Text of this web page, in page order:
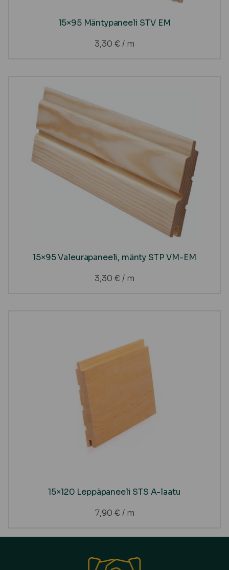
15×95 Mäntypaneeli STV EM
3,30 € / m
15×95 Valeurapaneeli, mänty STP VM-EM
3,30 € / m
15×120 Leppäpaneeli STS A-laatu
7,90 € / m